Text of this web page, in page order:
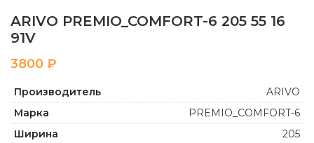
ARIVO PREMIO_COMFORT-6 205 55 16
91V
₽
Производитель
ARIVO
Марка
PREMIO_COMFORT-6
Ширина
205